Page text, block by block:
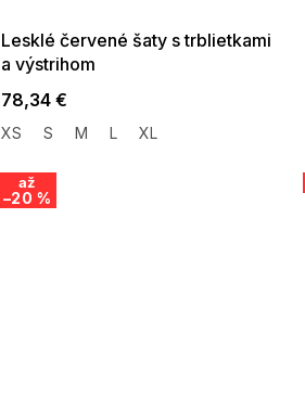
Lesklé červené šaty s trblietkami
a výstrihom
78,34 €
XS S M L XL
až
–20 %